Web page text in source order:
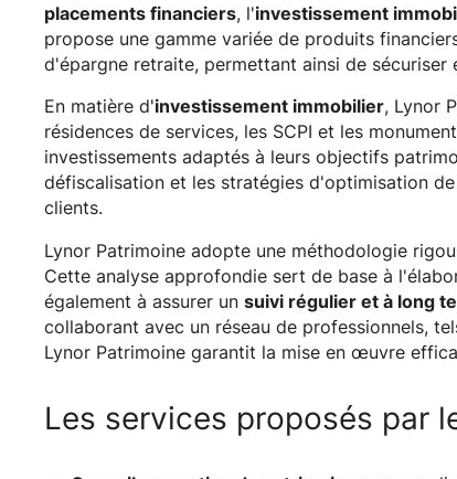
placements financiers, l'investissement
propose une gamme variée de produits
d'épargne retraite, permettant ainsi de
En matière d'investissement immobilier, Lynor
résidences de services, les SCPI et les
investissements adaptés à leurs objectifs
défiscalisation et les stratégies d'optimisation
clients.​
Lynor Patrimoine adopte une méthodologie
Cette analyse approfondie sert de base à
également à assurer un suivi régulier et à long
collaborant avec un réseau de professionnels,
Lynor Patrimoine garantit la mise en œuvre
Les services proposés par